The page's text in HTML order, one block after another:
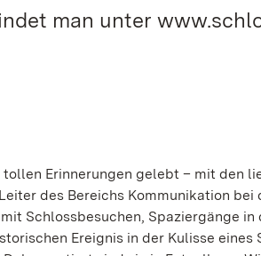
man unter
Erinnerungen gelebt – mit den
des Bereichs Kommunikation bei
Schlossbesuchen, Spaziergänge
Ereignis in der Kulisse eines